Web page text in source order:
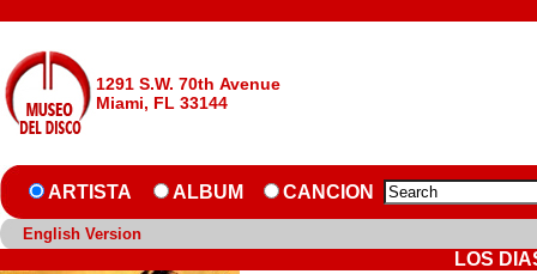
1291 S.W. 70th Avenue
Miami, FL 33144
ARTISTA ALBUM CANCION
English Version
LOS